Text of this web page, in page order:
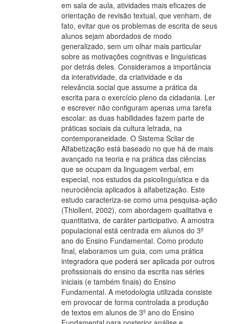
em sala de aula, atividades mais eficazes de
orientação de revisão textual, que venham, de
fato, evitar que os problemas de escrita de seus
alunos sejam abordados de modo
generalizado, sem um olhar mais particular
sobre as motivações cognitivas e linguísticas
por detrás deles. Consideramos a importância
da interatividade, da criatividade e da
relevância social que assume a prática da
escrita para o exercício pleno da cidadania. Ler
e escrever não configuram apenas uma tarefa
escolar: as duas habilidades fazem parte de
práticas sociais da cultura letrada, na
contemporaneidade. O Sistema Scliar de
Alfabetização está baseado no que há de mais
avançado na teoria e na prática das ciências
que se ocupam da linguagem verbal, em
especial, nos estudos da psicolinguística e da
neurociência aplicados à alfabetização. Este
estudo caracteriza-se como uma pesquisa-ação
(Thiollent, 2002), com abordagem qualitativa e
quantitativa, de caráter participativo. A amostra
populacional está centrada em alunos do 3º
ano do Ensino Fundamental. Como produto
final, elaboramos um guia, com uma prática
integradora que poderá ser aplicada por outros
profissionais do ensino da escrita nas séries
iniciais (e também finais) do Ensino
Fundamental. A metodologia utilizada consiste
em provocar de forma controlada a produção
de textos em alunos de 3º ano do Ensino